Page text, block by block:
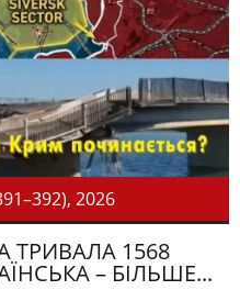
2026
ТРИВАЛА 1568
– БІЛЬШЕ...